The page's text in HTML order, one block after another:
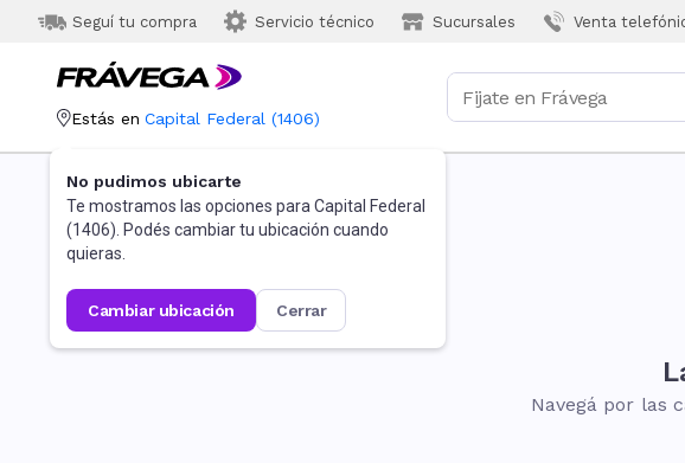
Seguí tu compra Servicio técnico Sucursales Venta
Estás en Capital Federal (1406)
No pudimos ubicarte
Te mostramos las opciones para Capital Federal
(1406). Podés cambiar tu ubicación cuando
quieras.
cambiar ubicación cerrar
Navegá por las